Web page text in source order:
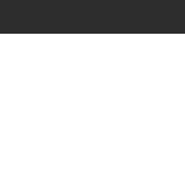
Contáctanos